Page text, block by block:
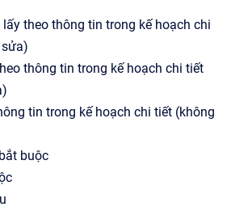
theo thông tin trong kế hoạch chi
thông tin trong kế hoạch chi tiết
tin trong kế hoạch chi tiết (không
buộc